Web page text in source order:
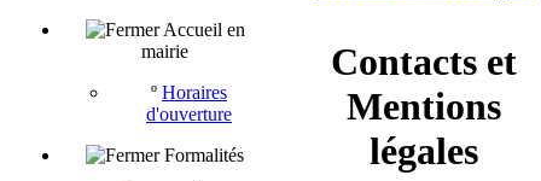
Accueil en
mairie
º Horaires
d'ouverture
Formalités
Contacts et
Mentions
légales